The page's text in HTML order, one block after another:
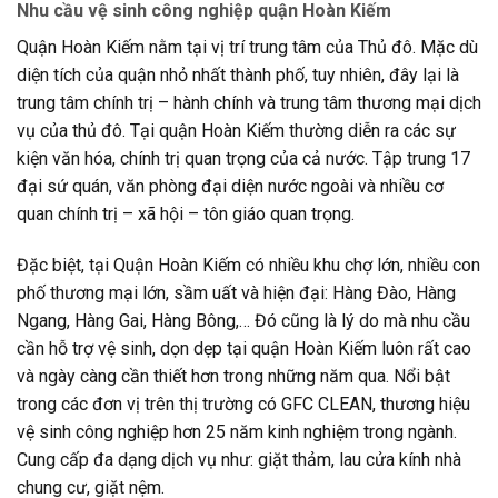
Nhu cầu vệ sinh công nghiệp quận Hoàn Kiếm
Quận Hoàn Kiếm nằm tại vị trí trung tâm của Thủ đô. Mặc dù
diện tích của quận nhỏ nhất thành phố, tuy nhiên, đây lại là
trung tâm chính trị – hành chính và trung tâm thương mại dịch
vụ của thủ đô. Tại quận Hoàn Kiếm thường diễn ra các sự
kiện văn hóa, chính trị quan trọng của cả nước. Tập trung 17
đại sứ quán, văn phòng đại diện nước ngoài và nhiều cơ
quan chính trị – xã hội – tôn giáo quan trọng.
Đặc biệt, tại Quận Hoàn Kiếm có nhiều khu chợ lớn, nhiều con
phố thương mại lớn, sầm uất và hiện đại: Hàng Đào, Hàng
Ngang, Hàng Gai, Hàng Bông,… Đó cũng là lý do mà nhu cầu
cần hỗ trợ vệ sinh, dọn dẹp tại quận Hoàn Kiếm luôn rất cao
và ngày càng cần thiết hơn trong những năm qua. Nổi bật
trong các đơn vị trên thị trường có GFC CLEAN, thương hiệu
vệ sinh công nghiệp hơn 25 năm kinh nghiệm trong ngành.
Cung cấp đa dạng dịch vụ như: giặt thảm, lau cửa kính nhà
chung cư, giặt nệm.